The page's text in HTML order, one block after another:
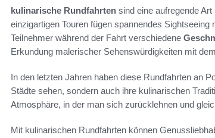
kulinarische Rundfahrten sind eine aufregende
einzigartigen Touren fügen spannendes
Teilnehmer während der Fahrt verschiedene
Erkundung malerischer Sehenswürdigkeiten mit
In den letzten Jahren haben diese Rundfahrten an
Städte sehen, sondern auch ihre kulinarischen
Atmosphäre, in der man sich zurücklehnen und
Mit kulinarischen Rundfahrten können